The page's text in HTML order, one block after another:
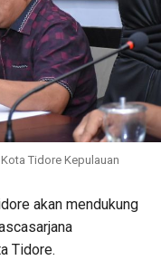
Tidore Kepulauan
akan mendukung
Tidore.